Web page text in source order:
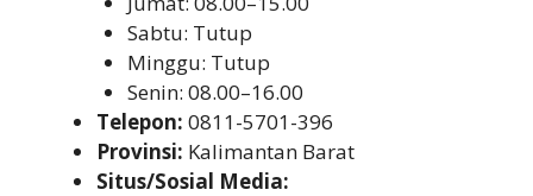
Sabtu: Tutup
Minggu: Tutup
Senin: 08.00–16.00
Telepon: 0811-5701-396
Provinsi: Kalimantan Barat
Situs/Sosial Media: